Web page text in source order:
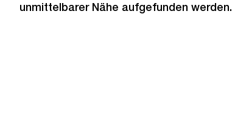
unmittelbarer Nähe aufgefunden werden.